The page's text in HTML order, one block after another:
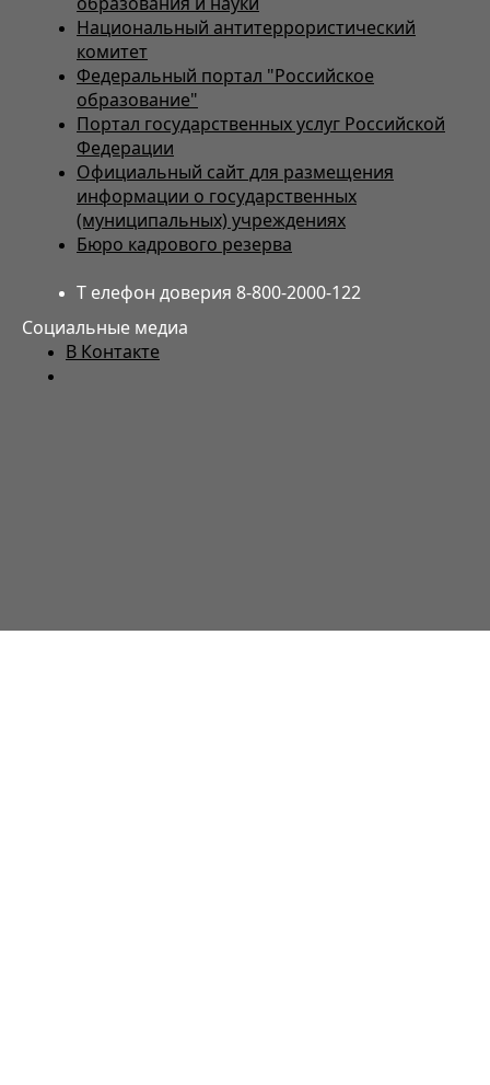
Национальный антитеррористический
комитет
Федеральный портал "Российское
образование"
Портал государственных услуг Российской
Федерации
Официальный сайт для размещения
информации о государственных
(муниципальных) учреждениях
Бюро кадрового резерва
Т елефон доверия 8-800-2000-122
Социальные медиа
В Контакте